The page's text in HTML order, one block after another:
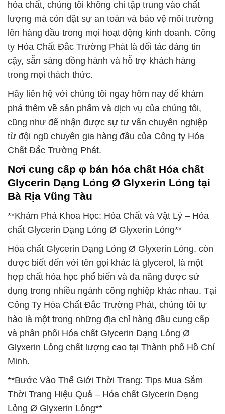
hóa chất, chúng tôi không chỉ tập trung vào chất
lượng mà còn đặt sự an toàn và bảo vệ môi trường
lên hàng đầu trong mọi hoạt động kinh doanh. Công
ty Hóa Chất Đắc Trường Phát là đối tác đáng tin
cậy, sẵn sàng đồng hành và hỗ trợ khách hàng
trong mọi thách thức.
Hãy liên hệ với chúng tôi ngay hôm nay để khám
phá thêm về sản phẩm và dịch vụ của chúng tôi,
cũng như để nhận được sự tư vấn chuyên nghiệp
từ đội ngũ chuyên gia hàng đầu của Công ty Hóa
Chất Đắc Trường Phát.
Nơi cung cấp φ bán hóa chất Hóa chất
Glycerin Dạng Lỏng Ø Glyxerin Lỏng tại
Bà Rịa Vũng Tàu
**Khám Phá Khoa Học: Hóa Chất và Vật Lý – Hóa
chất Glycerin Dạng Lỏng Ø Glyxerin Lỏng**
Hóa chất Glycerin Dạng Lỏng Ø Glyxerin Lỏng, còn
được biết đến với tên gọi khác là glycerol, là một
hợp chất hóa học phổ biến và đa năng được sử
dụng trong nhiều ngành công nghiệp khác nhau. Tại
Công Ty Hóa Chất Đắc Trường Phát, chúng tôi tự
hào là một trong những địa chỉ hàng đầu cung cấp
và phân phối Hóa chất Glycerin Dạng Lỏng Ø
Glyxerin Lỏng chất lượng cao tại Thành phố Hồ Chí
Minh.
**Bước Vào Thế Giới Thời Trang: Tips Mua Sắm
Thời Trang Hiệu Quả – Hóa chất Glycerin Dạng
Lỏng Ø Glyxerin Lỏng**